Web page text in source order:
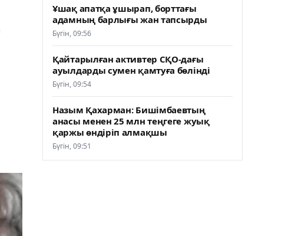
Ұшақ апатқа ұшырап, борттағы
адамның барлығы жан тапсырды
Бүгін, 09:56
Қайтарылған активтер СҚО-дағы
ауылдарды сумен қамтуға бөлінді
Бүгін, 09:54
Назым Қахарман: Бишімбаевтың
анасы менен 25 млн теңгеге жуық
қаржы өндіріп алмақшы
Бүгін, 09:51